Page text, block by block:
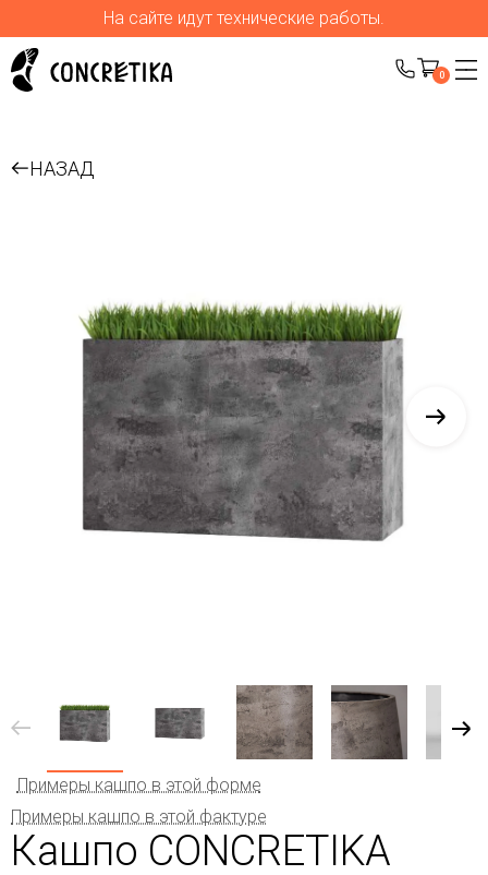
На сайте идут технические работы.
0
НАЗАД
Примеры кашпо в этой форме
Примеры кашпо в этой фактуре
Кашпо CONCRETIKA